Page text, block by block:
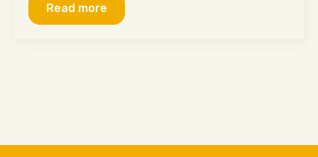
Read more